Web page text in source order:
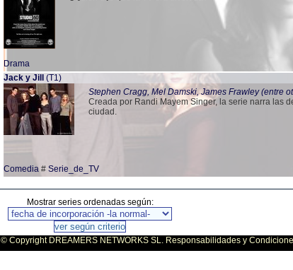
Drama
Jack y Jill
(T1)
Stephen Cragg, Mel Damski, James Frawley (entre
Creada por Randi Mayem Singer, la serie narra las
ciudad.
Comedia # Serie_de_TV
Mostrar series ordenadas según:
© Copyright DREAMERS NETWORKS SL. Responsabilidades y